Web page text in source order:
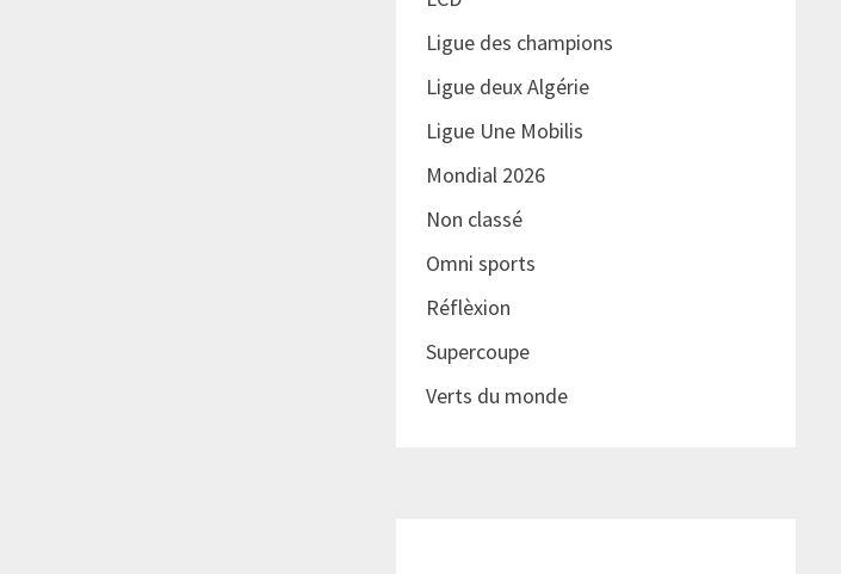
Ligue des champions
Ligue deux Algérie
Ligue Une Mobilis
Mondial 2026
Non classé
Omni sports
Réflèxion
Supercoupe
Verts du monde